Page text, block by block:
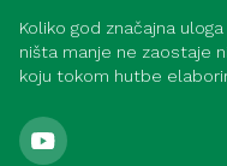
Koliko god značajna
ništa manje ne zaostaje
koju tokom hutbe